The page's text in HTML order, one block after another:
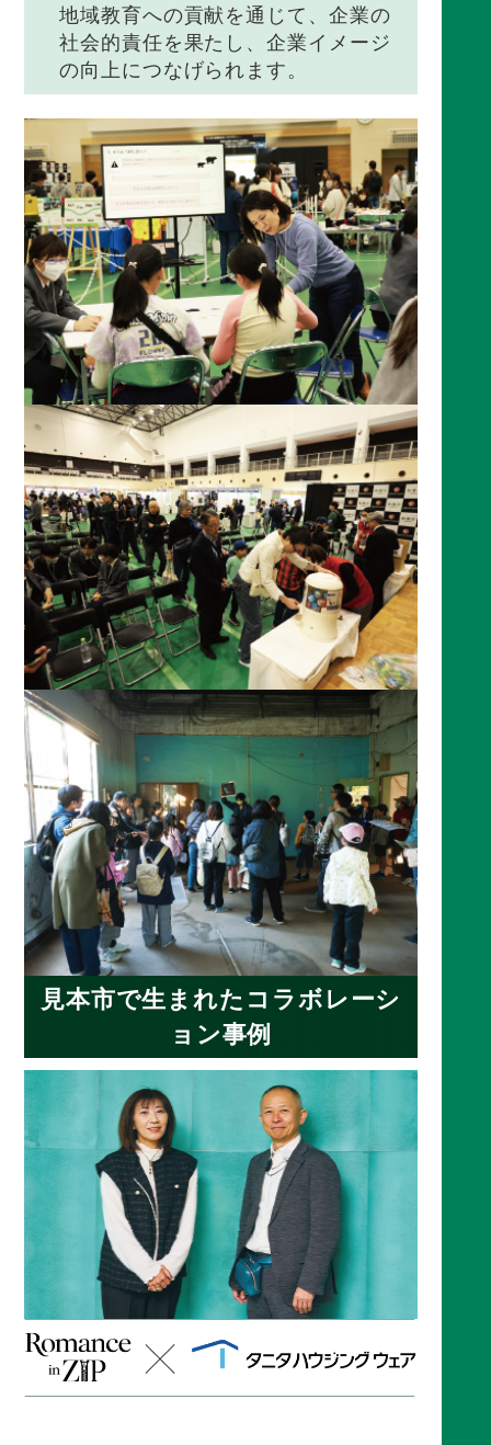
地域教育への貢献を通じて、企業の
社会的責任を果たし、企業イメージ
の向上につなげられます。
見本市で生まれたコラボレーシ
ョン事例